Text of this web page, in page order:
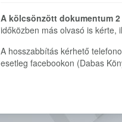
A kölcsönzött dokumentum
időközben más olvasó is kérte,
A hosszabbítás kérhető
esetleg facebookon (Dabas